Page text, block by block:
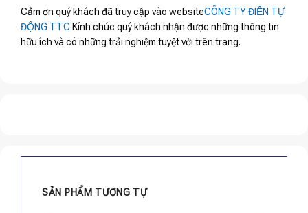
Cảm ơn quý khách đã truy cập vào websiteCÔNG TY ĐIỆN TỰ
ĐỘNG TTC Kính chúc quý khách nhận được những thông tin
hữu ích và có những trải nghiệm tuyệt vời trên trang.
SẢN PHẨM TƯƠNG TỰ